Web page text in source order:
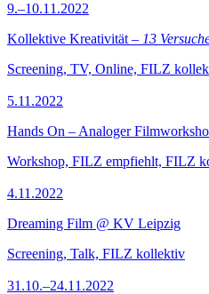
9.–10.11.2022
Kollektive Kreativität – 13
Screening, TV, Online, FILZ
5.11.2022
Hands On – Analoger
Workshop, FILZ empfiehlt, FILZ
4.11.2022
Dreaming Film @ KV Leipzig
Screening, Talk, FILZ kollektiv
31.10.–24.11.2022